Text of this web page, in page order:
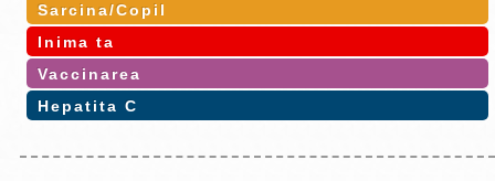
Sarcina/Copil
Inima ta
Vaccinarea
Hepatita C